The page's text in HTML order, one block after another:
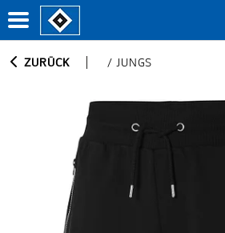
ZURÜCK /JUNGS